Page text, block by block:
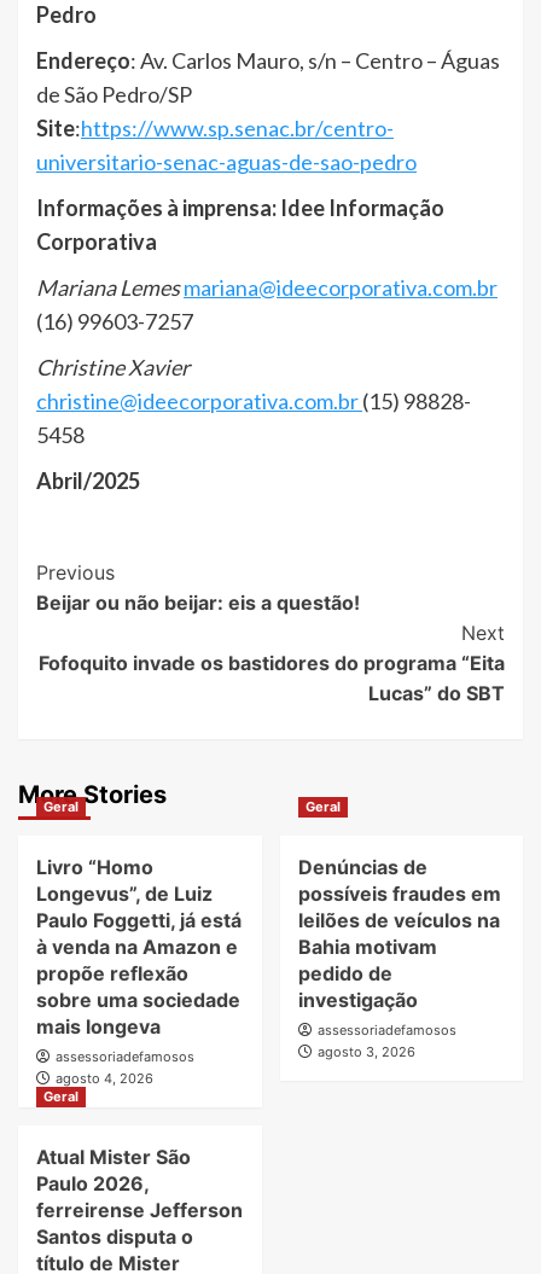
Pedro
Endereço: Av. Carlos Mauro, s/n – Centro – Águas
de São Pedro/SP
Site:https://www.sp.senac.br/centro-
universitario-senac-aguas-de-sao-pedro
Informações à imprensa: Idee Informação
Corporativa
Mariana Lemesmariana@ideecorporativa.com.br
(16) 99603-7257
Christine Xavier
christine@ideecorporativa.com.br(15) 98828-
5458
Abril/2025
Post
Navigation
Previous
Beijar ou não beijar: eis a questão!
Next
Fofoquito invade os bastidores do programa “Eita
Lucas” do SBT
More Stories
Geral
Livro “Homo
Longevus”, de Luiz
Paulo Foggetti, já está
à venda na Amazon e
propõe reflexão
sobre uma sociedade
mais longeva
assessoriadefamosos
agosto 4, 2026
Geral
Denúncias de
possíveis fraudes em
leilões de veículos na
Bahia motivam
pedido de
investigação
assessoriadefamosos
agosto 3, 2026
Geral
Atual Mister São
Paulo 2026,
ferreirense Jefferson
Santos disputa o
título de Mister